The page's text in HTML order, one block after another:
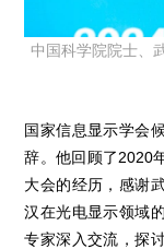
中国科学院院士、
国家信息显示学会
辞。他回顾了2020
大会的经历，感谢
汉在光电显示领域
专家深入交流，探